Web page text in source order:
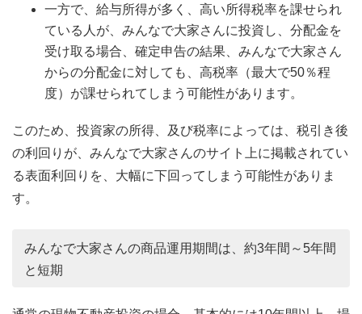
一方で、給与所得が多く、高い所得税率を課せられ
ている人が、みんなで大家さんに投資し、分配金を
受け取る場合、確定申告の結果、みんなで大家さん
からの分配金に対しても、高税率（最大で50％程
度）が課せられてしまう可能性があります。
このため、投資家の所得、及び税率によっては、税引き後
の利回りが、みんなで大家さんのサイト上に掲載されてい
る表面利回りを、大幅に下回ってしまう可能性がありま
す。
みんなで大家さんの商品運用期間は、約3年間～5年間
と短期